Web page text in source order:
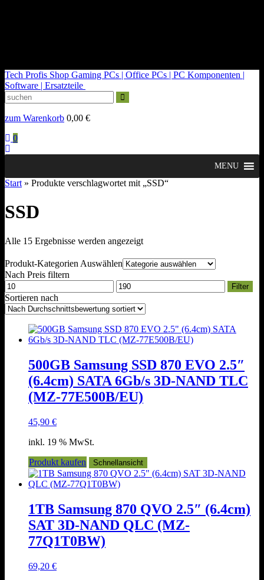
Tech Profis Shop Gaming PCs | Office PCs | PC Komponenten |
Software | Ersatzteile
zum Warenkorb 0,00 €
0
MENU
Start » Produkte verschlagwortet mit „SSD“
SSD
Alle 15 Ergebnisse werden angezeigtNach
sortiert
Produkt-Kategorien Auswählen
Nach Preis filtern
Min.
Preis
Max.
Preis
Filter
Sortieren nach
500GB Samsung SSD 870 EVO 2.5″
(6.4cm) SATA 6Gb/s 3D-NAND TLC
(MZ-77E500B/EU)
45,90 €
inkl. 19 % MwSt.
Produkt kaufen
Schnellansicht
1TB Samsung 870 QVO 2.5″ (6.4cm)
SAT 3D-NAND QLC (MZ-
77Q1T0BW)
69,20 €